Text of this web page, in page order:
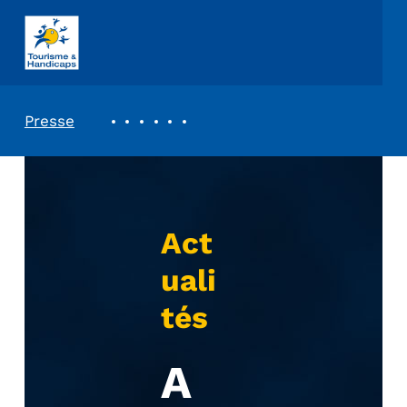
ASSOCIATION TOURISME ET HANDICAPS
Presse
Act
uali
tés
A